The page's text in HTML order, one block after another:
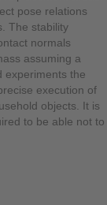
pose relations
The stability
normals
assuming a
experiments the
execution of
objects. It is
to be able not to